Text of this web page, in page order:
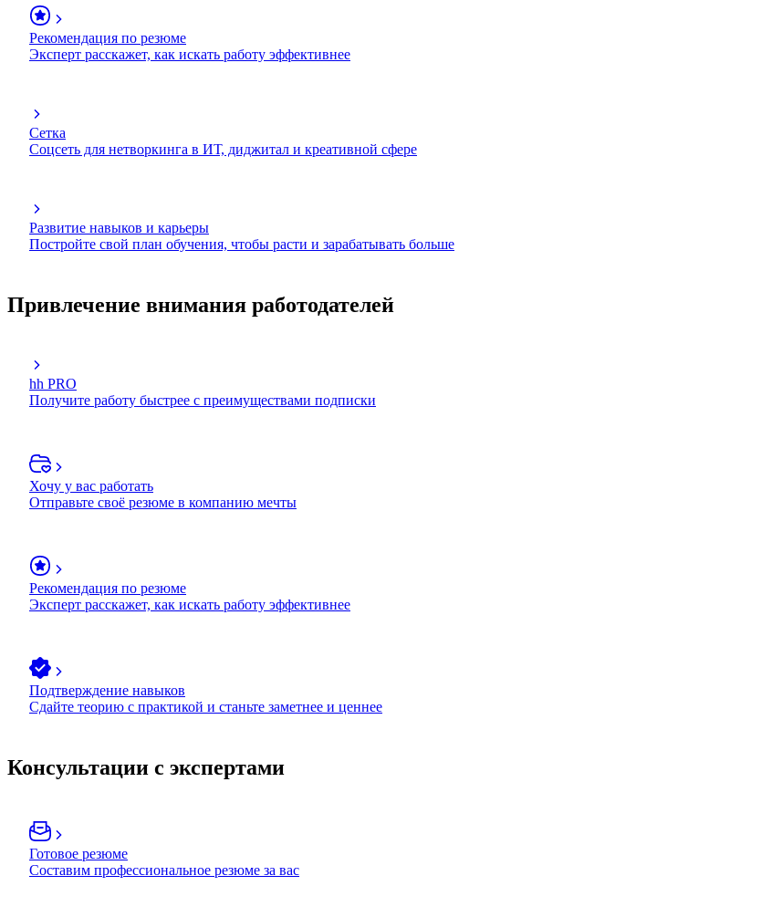
Рекомендация по резюме
Эксперт расскажет, как искать работу эффективнее
Сетка
Соцсеть для нетворкинга в ИТ, диджитал и креативной сфере
Развитие навыков и карьеры
Постройте свой план обучения, чтобы расти и зарабатывать больше
Привлечение внимания работодателей
hh PRO
Получите работу быстрее с преимуществами подписки
Хочу у вас работать
Отправьте своё резюме в компанию мечты
Рекомендация по резюме
Эксперт расскажет, как искать работу эффективнее
Подтверждение навыков
Сдайте теорию с практикой и станьте заметнее и ценнее
Консультации с экспертами
Готовое резюме
Составим профессиональное резюме за вас